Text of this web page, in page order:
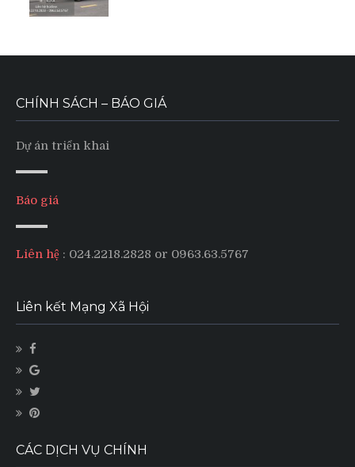
CHÍNH SÁCH – BÁO GIÁ
Dự án triển khai
Báo giá
Liên hệ : 024.2218.2828 or 0963.63.5767
Liên kết Mạng Xã Hội
CÁC DỊCH VỤ CHÍNH